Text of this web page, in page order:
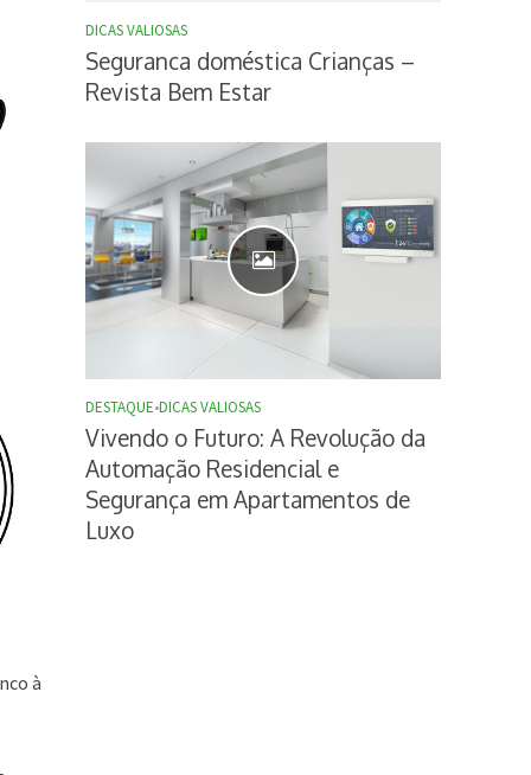
à
DICAS VALIOSAS
Seguranca doméstica Crianças –
Revista Bem Estar
DESTAQUE•DICAS VALIOSAS
Vivendo o Futuro: A Revolução da
Automação Residencial e
Segurança em Apartamentos de
Luxo